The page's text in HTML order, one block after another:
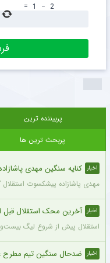
2
−
1
=
پربیننده ترین
پربحث ترین ها
اخبار کنایه سنگین مهدی
مهدی پاشازاده پیشکسوت
اخبار آخرین محک استقلال قبل
استقلال پیش از شروع لیگ
اخبار ضدحال سنگین تیم مطرح